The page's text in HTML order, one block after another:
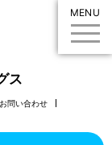
ス
お問い合わせ
MENU